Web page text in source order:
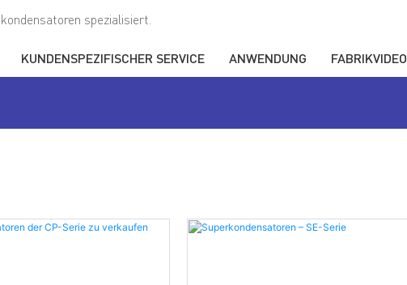
spezialisiert.
KUNDENSPEZIFISCHER SERVICE ANWENDUNG FABRIKVIDEO